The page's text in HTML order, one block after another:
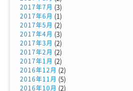
2017年7月 (3)
2017年6月 (1)
2017年5月 (2)
2017年4月 (3)
2017年3月 (2)
2017年2月 (2)
2017年1月 (2)
2016年12月 (2)
2016年11月 (5)
2016年10月 (2)